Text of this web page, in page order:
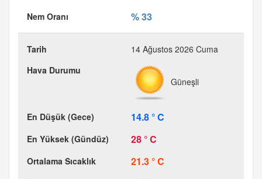
% 33
14 Ağustos 2026 Cuma
Güneşli
14.8 ° C
28 ° C
21.3 ° C